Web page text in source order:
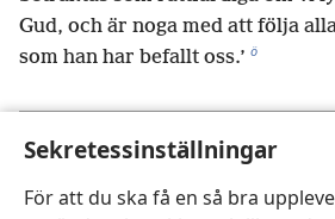
Sekretessinställningar
För att du ska få en så bra
Gud, och är noga med att följa
som han har befallt oss.’ ö
Föregående